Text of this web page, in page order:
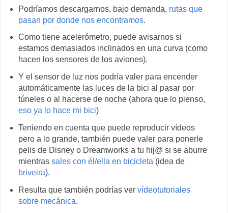
Podríamos descargarnos, bajo demanda, rutas que
pasan por donde nos encontramos.
Como tiene acelerómetro, puede avisarnos si
estamos demasiados inclinados en una curva (como
hacen los sensores de los aviones).
Y el sensor de luz nos podría valer para encender
automáticamente las luces de la bici al pasar por
túneles o al hacerse de noche (ahora que lo pienso,
eso ya lo hace mi bici)
Teniendo en cuenta que puede reproducir vídeos
pero a lo grande, también puede valer para ponerle
pelis de Disney o Dreamworks a tu hij@ si se aburre
mientras sales con él/ella en bicicleta (idea de
briveira).
Resulta que también podrías ver vídeotutoriales
sobre mecánica.